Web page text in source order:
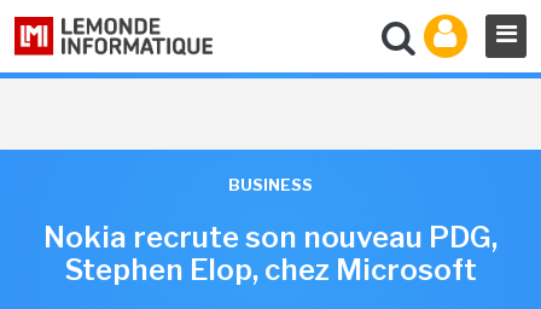
BUSINESS
Nokia recrute son nouveau PDG,
Stephen Elop, chez Microsoft